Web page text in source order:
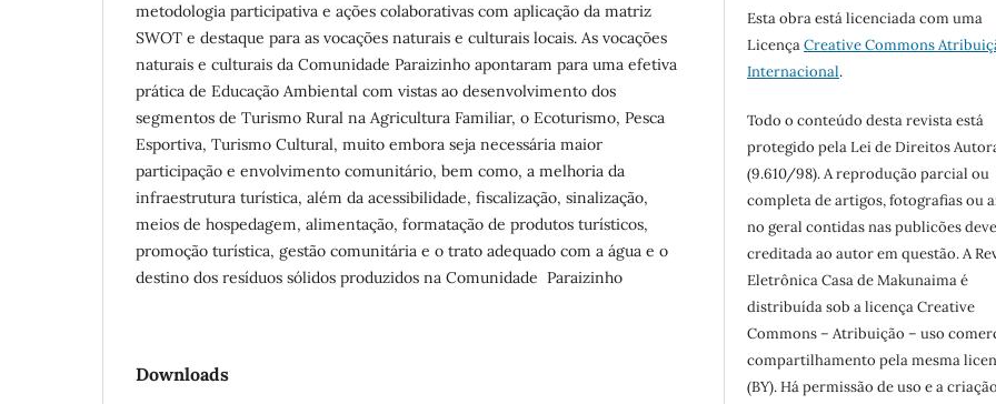
metodologia participativa e ações colaborativas com aplicação da matriz
SWOT e destaque para as vocações naturais e culturais locais. As vocações
naturais e culturais da Comunidade Paraizinho apontaram para uma efetiva
prática de Educação Ambiental com vistas ao desenvolvimento dos
segmentos de Turismo Rural na Agricultura Familiar, o Ecoturismo, Pesca
Esportiva, Turismo Cultural, muito embora seja necessária maior
participação e envolvimento comunitário, bem como, a melhoria da
infraestrutura turística, além da acessibilidade, fiscalização, sinalização,
meios de hospedagem, alimentação, formatação de produtos turísticos,
promoção turística, gestão comunitária e o trato adequado com a água e o
destino dos resíduos sólidos produzidos na Comunidade Paraizinho
Downloads
Esta obra está licenciada com uma
LicençaCreative Commons
Internacional.
Todo o conteúdo desta revista está
protegido pela Lei de Direitos
(9.610/98). A reprodução parcial ou
completa de artigos, fotografias ou
no geral contidas nas publicões
creditada ao autor em questão. A
Eletrônica Casa de Makunaima é
distribuída sob a licença Creative
Commons – Atribuição – uso
compartilhamento pela mesma
(BY). Há permissão de uso e a